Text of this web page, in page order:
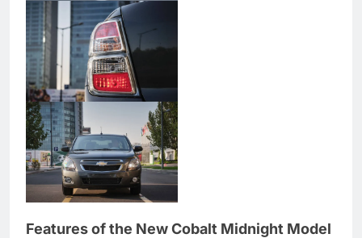
Features of the New Cobalt Midnight Model